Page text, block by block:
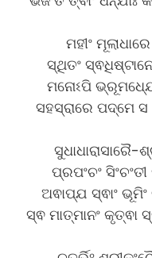
ମହୀଂ
ସ୍ଥିତଂ
ମନୋଽପି
ସହସ୍ରାରେ ପଦ୍ମେ
ପ୍ରପଂଚଂ
ଅଵାପ୍ଯ ସ୍ଵାଂ
ସ୍ଵ ମାତ୍ମାନଂ କୃତ୍ଵା